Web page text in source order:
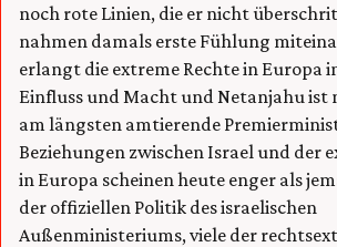
noch rote Linien, die er nicht
nahmen damals erste Fühlung
erlangt die extreme Rechte in Europa
Einfluss und Macht und Netanjahu
am längsten amtierende
Beziehungen zwischen Israel und der
in Europa scheinen heute enger als
der offiziellen Politik des israelischen
Außenministeriums, viele der